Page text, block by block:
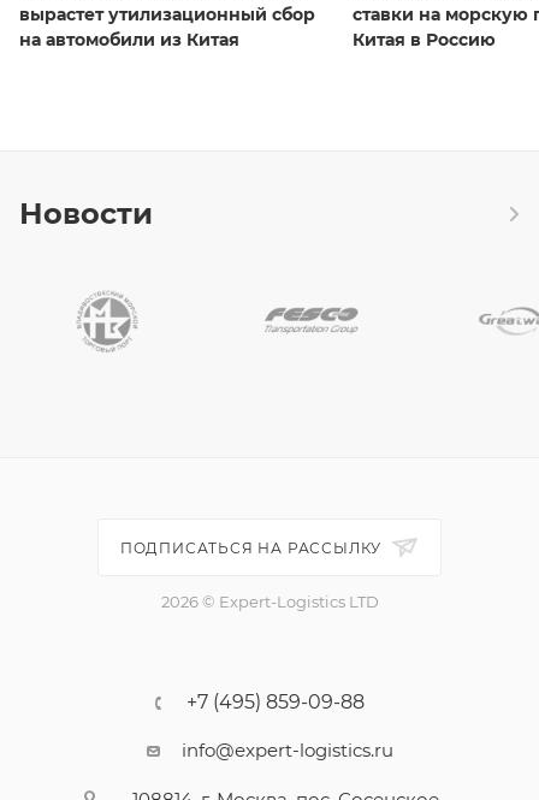
вырастет утилизационный сбор
на автомобили из Китая
ставки на морскую
Китая в Россию
Новости
ПОДПИСАТЬСЯ НА РАССЫЛКУ
2026 © Expert-Logistics LTD
+7 (495) 859-09-88
info@expert-logistics.ru